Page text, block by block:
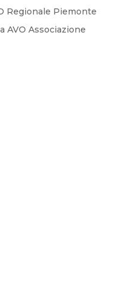
Regionale Piemonte
AVO Associazione